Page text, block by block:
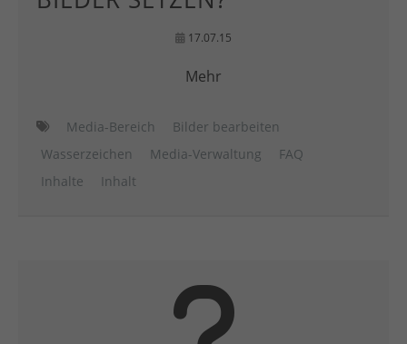
17.07.15
Mehr
Media-Bereich
Bilder bearbeiten
Wasserzeichen
Media-Verwaltung
FAQ
Inhalte
Inhalt